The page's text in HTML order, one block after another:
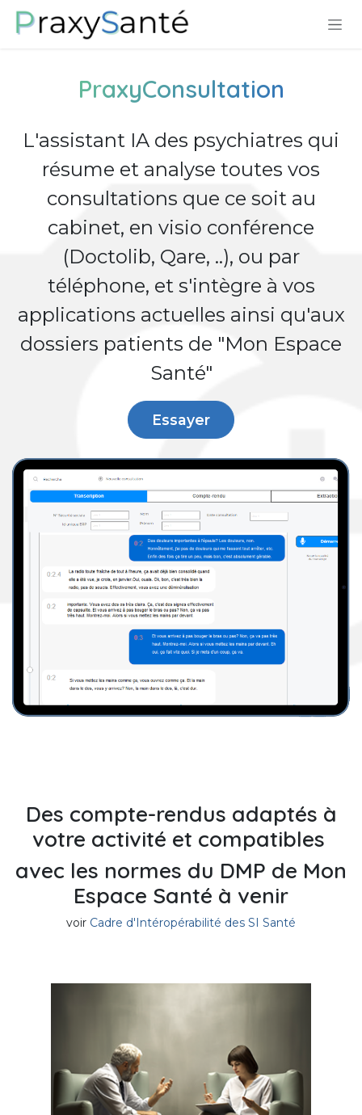
Se rendre au contenu
PraxyConsultation
L'assistant IA des psychiatres qui
résume et analyse toutes vos
consultations que ce soit au
cabinet, en visio conférence
(Doctolib, Qare, ..), ou par
téléphone, et s'intègre à vos
applications actuelles ainsi qu'aux
dossiers patients de "Mon Espace
Santé"
Essayer
Des compte-rendus adaptés à
votre activité et compatibles
avec les normes du DMP de Mon
Espace Santé à venir
voir Cadre d'Intéropérabilité des SI Santé